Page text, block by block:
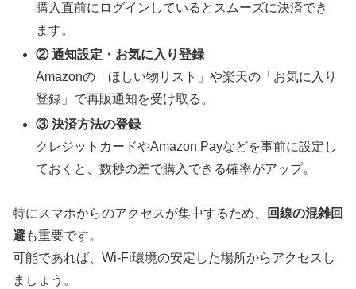
購入直前にログインしているとスムーズに決済でき
ます。
② 通知設定・お気に入り登録
Amazonの「ほしい物リスト」や楽天の「お気に入り
登録」で再販通知を受け取る。
③ 決済方法の登録
クレジットカードやAmazon Payなどを事前に設定し
ておくと、数秒の差で購入できる確率がアップ。
特にスマホからのアクセスが集中するため、
回線の混雑回
避も重要です。
可能であれば、Wi-Fi環境の安定した場所からアクセスし
ましょう。